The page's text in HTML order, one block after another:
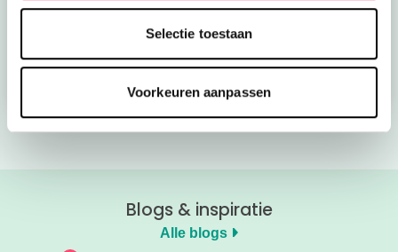
Selectie toestaan
Voorkeuren aanpassen
CODA
Bekijk nu
zomerboeken voor
Bekijk nu
Blogs & inspiratie
Alle blogs